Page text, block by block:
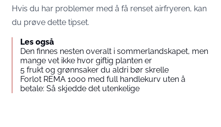
Hvis du har problemer med å få renset airfryeren, kan
du prøve dette tipset.
Les også
Den finnes nesten overalt i sommerlandskapet, men
mange vet ikke hvor giftig planten er
5 frukt og grønnsaker du aldri bør skrelle
Forlot REMA 1000 med full handlekurv uten å
betale: Så skjedde det utenkelige